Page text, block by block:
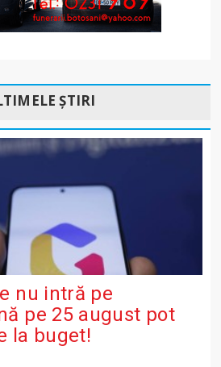
ȘTIRI
nu intră pe
pe 25 august pot
la buget!